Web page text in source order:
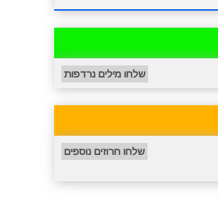
שלחו מילים נרדפות
שלחו חרוזים נוספים